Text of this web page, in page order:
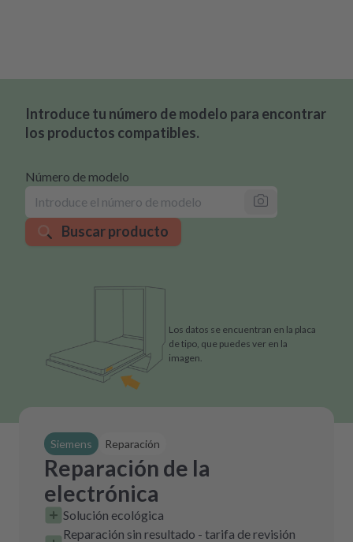
Introduce tu número de modelo para encontrar
los productos compatibles.
Número de modelo
Buscar producto
Los datos se encuentran en la placa
de tipo, que puedes ver en la
imagen.
Siemens Reparación
Reparación de la
electrónica
Solución ecológica
Reparación sin resultado - tarifa de revisión